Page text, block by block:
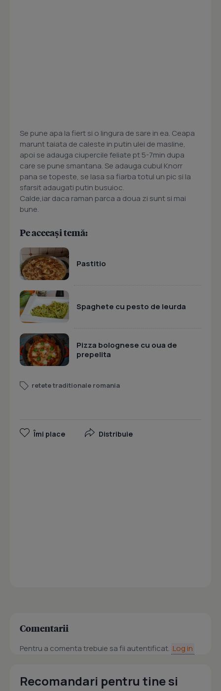
Se pune apa la fiert si o lingura de sare in ea. Ceapa
marunt taiata de caleste in putin ulei de masline,
apoi se adauga ciupercile feliate pt 5-7min dupa
care se pune smantana. Se adauga cubul Knorr
pana se topeste, se lasa sa fiarba totul un pic si la
sfarsit adaugati putin busuioc.
Calde,iar daca raman parca a doua zi sunt si mai
bune.
Pe aceeași temă:
Pastitio
Spaghete cu pesto de leurda
Pizza bolognese cu oua de
prepelita
retete traditionale romania
Îmi place Distribuie
Comentarii
Pentru a comenta trebuie sa fii autentificat. Log in
Recomandari pentru tine si